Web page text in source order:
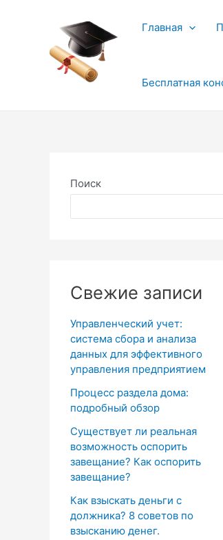
содержимому
Главная
Бесплатная
Поиск
Свежие записи
Управленческий учет:
система сбора и анализа
данных для эффективного
управления предприятием
Процесс раздела дома:
подробный обзор
Существует ли реальная
возможность оспорить
завещание? Как оспорить
завещание?
Как взыскать деньги с
должника? 8 советов по
взысканию денег.